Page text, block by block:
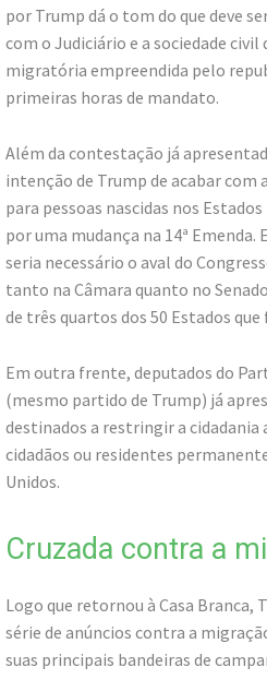
por Trump dá o tom do que deve
com o Judiciário e a sociedade
migratória empreendida pelo
primeiras horas de mandato.
Além da contestação já
intenção de Trump de acabar com
para pessoas nascidas nos
por uma mudança na 14ª Emenda.
seria necessário o aval do
tanto na Câmara quanto no
de três quartos dos 50 Estados
Em outra frente, deputados do
(mesmo partido de Trump) já
destinados a restringir a cidadania
cidadãos ou residentes
Unidos.
Cruzada contra a
Logo que retornou à Casa Branca,
série de anúncios contra a
suas principais bandeiras de